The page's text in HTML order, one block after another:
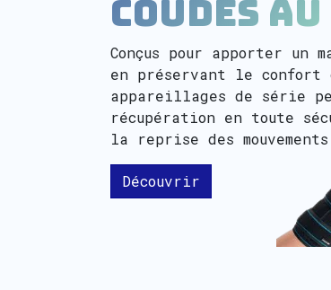
coudes
Conçus pour apporter un
en préservant le confort
appareillages de série
récupération en toute
la reprise des
Découvrir